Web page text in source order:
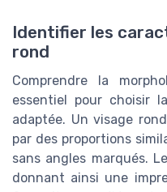
Identifier les
rond
Comprendre la
essentiel pour choisir la
adaptée. Un visage
par des proportions
sans angles marqués.
donnant ainsi une